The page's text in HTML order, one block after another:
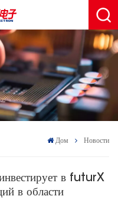
Дом Новости
в futurX
в области